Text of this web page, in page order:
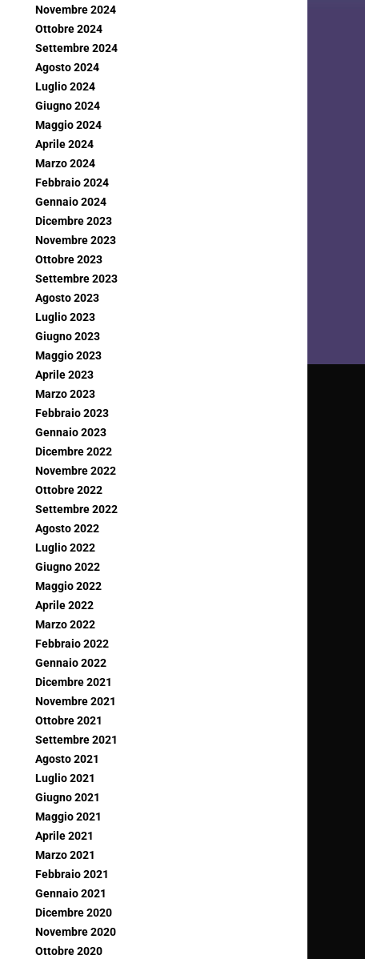
Novembre 2024
Ottobre 2024
Settembre 2024
Agosto 2024
Luglio 2024
Giugno 2024
Maggio 2024
Aprile 2024
Marzo 2024
Febbraio 2024
Gennaio 2024
Dicembre 2023
Novembre 2023
Ottobre 2023
Settembre 2023
Agosto 2023
Luglio 2023
Giugno 2023
Maggio 2023
Aprile 2023
Marzo 2023
Febbraio 2023
Gennaio 2023
Dicembre 2022
Novembre 2022
Ottobre 2022
Settembre 2022
Agosto 2022
Luglio 2022
Giugno 2022
Maggio 2022
Aprile 2022
Marzo 2022
Febbraio 2022
Gennaio 2022
Dicembre 2021
Novembre 2021
Ottobre 2021
Settembre 2021
Agosto 2021
Luglio 2021
Giugno 2021
Maggio 2021
Aprile 2021
Marzo 2021
Febbraio 2021
Gennaio 2021
Dicembre 2020
Novembre 2020
Ottobre 2020